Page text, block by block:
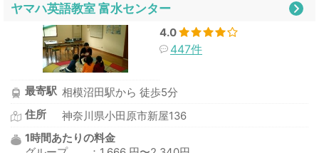
ヤマハ英語教室 富水センター
4.0
447件
最寄駅 相模沼田駅から 徒歩5分
住所
神奈川県小田原市新屋136
1時間あたりの料金